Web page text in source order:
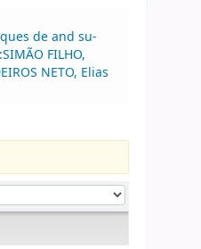
de and su-
FILHO,
NETO, Elias